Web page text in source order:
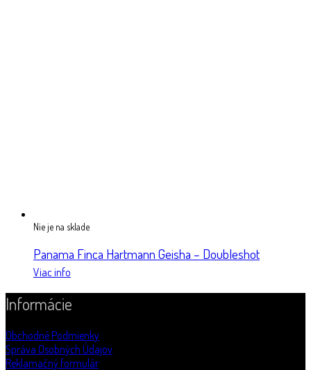
Nie je na sklade
Panama Finca Hartmann Geisha – Doubleshot
Viac info
Informácie
Obchodné Podmienky
Správa Osobných Údajov
Reklamačný formulár